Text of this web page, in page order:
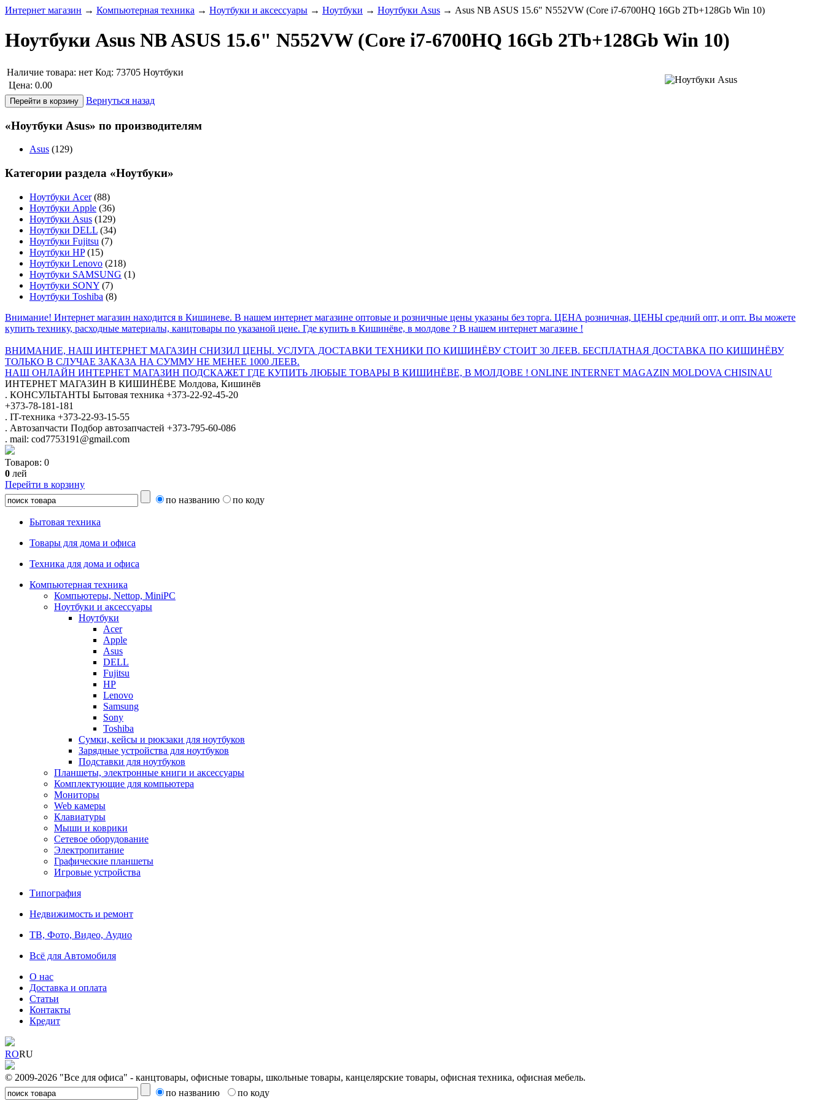
Интернет магазин → Компьютерная техника → Ноутбуки и аксессуары → Ноутбуки → Ноутбуки Asus → Asus NB ASUS 15.6" N552VW (Core i7-6700HQ 16Gb 2Tb+128Gb Win 10)
Ноутбуки Asus NB ASUS 15.6" N552VW (Core i7-6700HQ 16Gb 2Tb+128Gb Win 10)
Наличие товара: нет Код: 73705 Ноутбуки
Цена: 0.00
Вернуться назад
«Ноутбуки Asus» по производителям
Asus (129)
Категории раздела «Ноутбуки»
Ноутбуки Acer(88)
Ноутбуки Apple (36)
Ноутбуки Asus (129)
Ноутбуки DELL (34)
Ноутбуки Fujitsu (7)
Ноутбуки HP(15)
Ноутбуки Lenovo (218)
Ноутбуки SAMSUNG (1)
Ноутбуки SONY (7)
Ноутбуки Toshiba (8)
Внимание! Интернет магазин находится в Кишиневе. В нашем интернет магазине оптовые и розничные цены указаны без торга. ЦЕНА розничная, ЦЕНЫ средний опт, и опт. Вы можете
купить технику, расходные материалы, канцтовары по указаной цене. Где купить в Кишинёве, в молдове ? В нашем интернет магазине !
ВНИМАНИЕ, НАШ ИНТЕРНЕТ МАГАЗИН СНИЗИЛ ЦЕНЫ. УСЛУГА ДОСТАВКИ ТЕХНИКИ ПО КИШИНЁВУ СТОИТ 30 ЛЕЕВ. БЕСПЛАТНАЯ ДОСТАВКА ПО КИШИНЁВУ
ТОЛЬКО В СЛУЧАЕ ЗАКАЗА НА СУММУ НЕ МЕНЕЕ 1000 ЛЕЕВ.
НАШ ОНЛАЙН ИНТЕРНЕТ МАГАЗИН ПОДСКАЖЕТ ГДЕ КУПИТЬ ЛЮБЫЕ ТОВАРЫ В КИШИНЁВЕ, В МОЛДОВЕ ! ONLINE INTERNET MAGAZIN MOLDOVA CHISINAU
ИНТЕРНЕТ МАГАЗИН В КИШИНЁВЕ Молдова, Кишинёв
. КОНСУЛЬТАНТЫ Бытовая техника +373-22-92-45-20
+373-78-181-181
. IT-техника +373-22-93-15-55
. Автозапчасти Подбор автозапчастей +373-795-60-086
. mail: cod7753191@gmail.com
Товаров: 0
0 лей
Перейти в корзину
по названию
по коду
Бытовая техника
Товары для дома и офиса
Техника для дома и офиса
Компьютерная техника
Компьютеры, Nettop, MiniPC
Ноутбуки и аксессуары
Ноутбуки
Acer
Apple
Asus
DELL
Fujitsu
HP
Lenovo
Samsung
Sony
Toshiba
Сумки, кейсы и рюкзаки для ноутбуков
Зарядные устройства для ноутбуков
Подставки для ноутбуков
Планшеты, электронные книги и аксессуары
Комплектующие для компьютера
Мониторы
Web камеры
Клавиатуры
Мыши и коврики
Сетевое оборудование
Электропитание
Графические планшеты
Игровые устройства
Типография
Недвижимость и ремонт
ТВ, Фото, Видео, Аудио
Всё для Автомобиля
О нас
Доставка и оплата
Статьи
Контакты
Кредит
RORU
© 2009-2026 "Все для офиса" - канцтовары, офисные товары, школьные товары, канцелярские товары, офисная техника, офисная мебель.
по названию
по коду